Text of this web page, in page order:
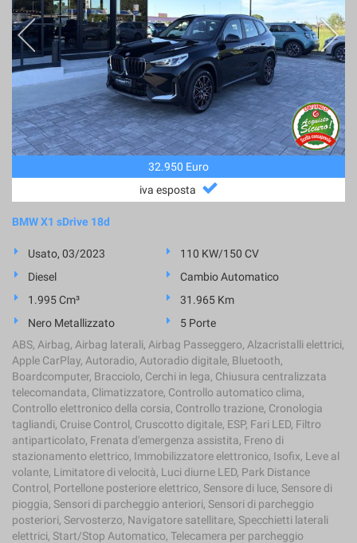
32.950 Euro
iva esposta
BMW X1 sDrive 18d
Usato, 03/2023
110 KW/150 CV
Diesel
Cambio Automatico
1.995 Cm³
31.965 Km
Nero Metallizzato
5 Porte
ABS, Airbag, Airbag laterali, Airbag Passeggero, Alzacristalli elettrici,
Apple CarPlay, Autoradio, Autoradio digitale, Bluetooth,
Boardcomputer, Bracciolo, Cerchi in lega, Chiusura centralizzata
telecomandata, Climatizzatore, Controllo automatico clima,
Controllo elettronico della corsia, Controllo trazione, Cronologia
tagliandi, Cruise Control, Cruscotto digitale, ESP, Fari LED, Filtro
antiparticolato, Frenata d'emergenza assistita, Freno di
stazionamento elettrico, Immobilizzatore elettronico, Isofix, Leve al
volante, Limitatore di velocità, Luci diurne LED, Park Distance
Control, Portellone posteriore elettrico, Sensore di luce, Sensore di
pioggia, Sensori di parcheggio anteriori, Sensori di parcheggio
posteriori, Servosterzo, Navigatore satellitare, Specchietti laterali
elettrici, Start/Stop Automatico, Telecamera per parcheggio